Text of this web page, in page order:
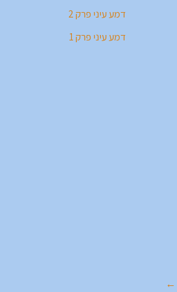
←
דמע עיני פרק 2
דמע עיני פרק 1